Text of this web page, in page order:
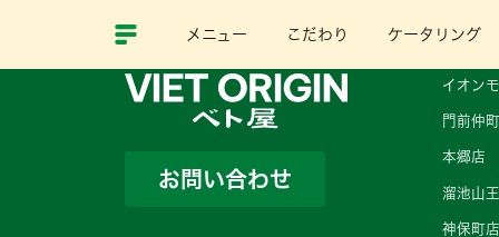
メニュー こだわり ケータリング
お問い合わせ
イオン
門前仲
本郷店
溜池山
神保町店